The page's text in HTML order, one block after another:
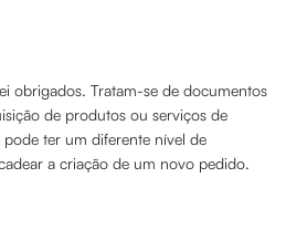
obrigados. Tratam-se de documentos
de produtos ou serviços de
ter um diferente nível de
a criação de um novo pedido.